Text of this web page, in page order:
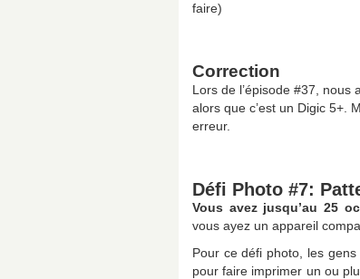
faire)
Correction
Lors de l’épisode #37, nous
alors que c’est un Digic 5+.
erreur.
Défi Photo #7:
Vous avez jusqu’au 25
vous ayez un appareil
Pour ce défi photo, les gens
pour faire imprimer un ou